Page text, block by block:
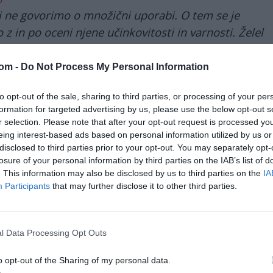
- Do Not Process My Personal Information
opt-out of the sale, sharing to third parties, or processing of your
for targeted advertising by us, please use the below opt-out
selection. Please note that after your opt-out request is processed
interest-based ads based on personal information utilized by us
to third parties prior to your opt-out. You may separately
of your personal information by third parties on the IAB’s list of
This information may also be disclosed by us to third parties on the
Participants that may further disclose it to other third parties.
Data Processing Opt Outs
opt-out of the Sharing of my personal data.
ne govorimo o množični uporabi. O tem se je
z in po oceni njene učinkovitosti in varnosti. Želel
'panaceja', ampak je ena od metod zdravljenja,
je izjavil Muraško.
Cepivo Gamaleja bo
prilagojeno vsakemu pacientu
in razvito s pomočjo umetne
inteligence. Za razliko od
klasičnih cepiv, ki se uporabljajo
v preventivne namene, ta
prepozna in uniči rakave celice.
ki se
da